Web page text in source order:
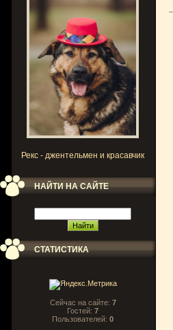
Рекс - джентельмен и красавчик
НАЙТИ НА САЙТЕ
СТАТИСТИКА
Сейчас на сайте: 7
Гостей: 7
Пользователей: 0